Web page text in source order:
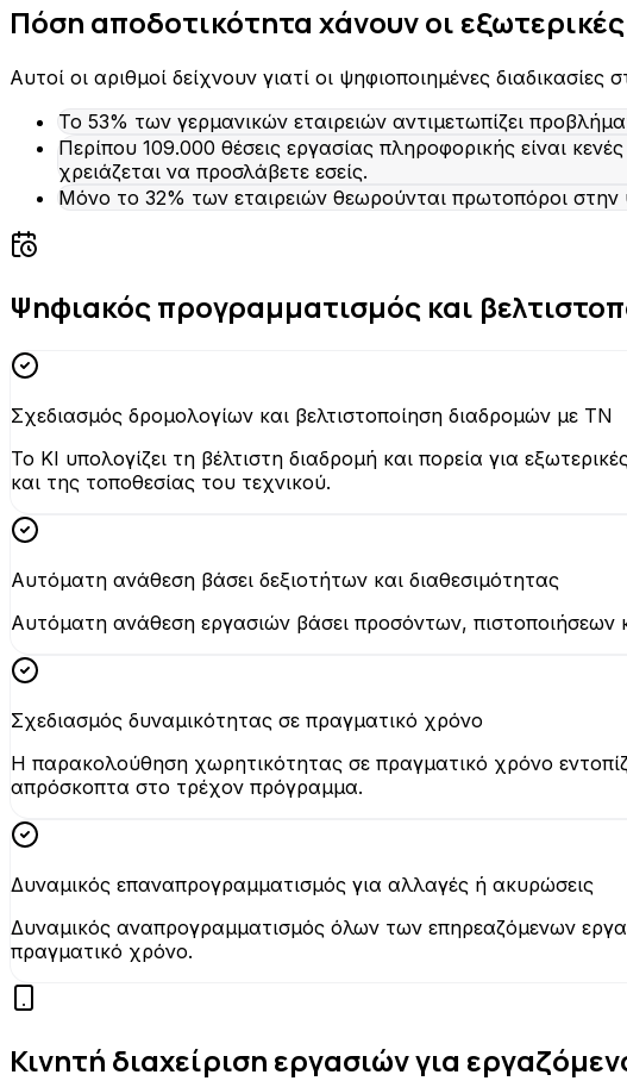
Πόση αποδοτικότητα χάνουν οι
Αυτοί οι αριθμοί δείχνουν γιατί οι ψηφιοποιημένες
Το 53% των γερμανικών εταιρειών αντιμετωπίζει
Περίπου 109.000 θέσεις εργασίας πληροφορικής είναι
χρειάζεται να προσλάβετε εσείς.
Μόνο το 32% των εταιρειών θεωρούνται πρωτοπόροι
Ψηφιακός προγραμματισμός και
Σχεδιασμός δρομολογίων και βελτιστοποίηση διαδρομών με ΤΝ
Το KI υπολογίζει τη βέλτιστη διαδρομή και πορεία για
και της τοποθεσίας του τεχνικού.
Αυτόματη ανάθεση βάσει δεξιοτήτων και διαθεσιμότητας
Αυτόματη ανάθεση εργασιών βάσει προσόντων,
Σχεδιασμός δυναμικότητας σε πραγματικό χρόνο
Η παρακολούθηση χωρητικότητας σε πραγματικό χρόνο
απρόσκοπτα στο τρέχον πρόγραμμα.
Δυναμικός επαναπρογραμματισμός για αλλαγές ή ακυρώσεις
Δυναμικός αναπρογραμματισμός όλων των επηρεαζόμενων
πραγματικό χρόνο.
Κινητή διαχείριση εργασιών για